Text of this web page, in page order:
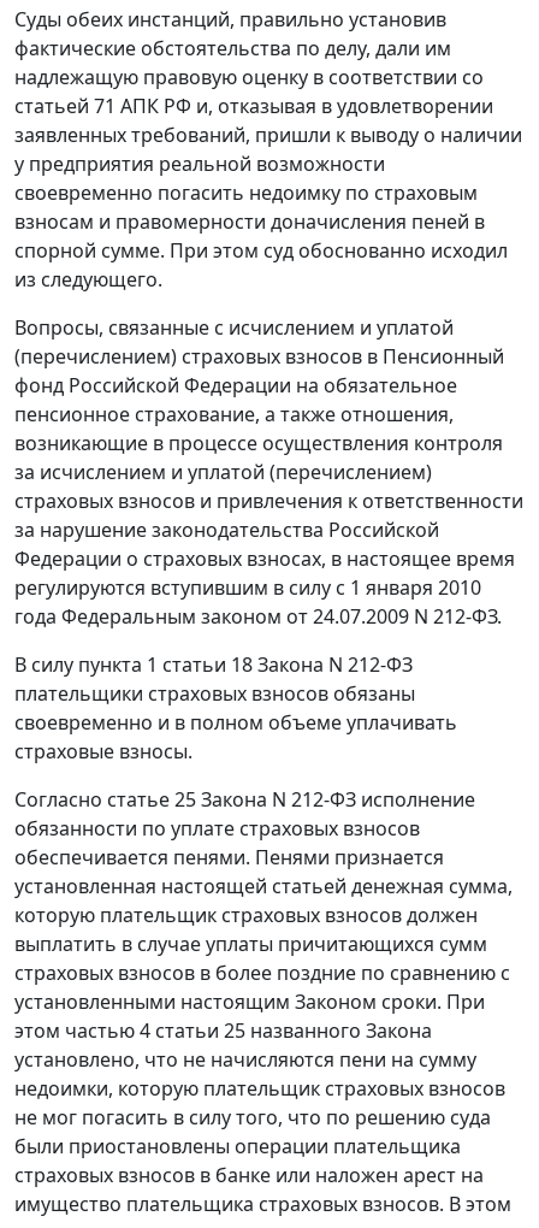
Суды обеих инстанций, правильно установив
фактические обстоятельства по делу, дали им
надлежащую правовую оценку в соответствии со
статьей 71 АПК РФ и, отказывая в удовлетворении
заявленных требований, пришли к выводу о наличии
у предприятия реальной возможности
своевременно погасить недоимку по страховым
взносам и правомерности доначисления пеней в
спорной сумме. При этом суд обоснованно исходил
из следующего.
Вопросы, связанные с исчислением и уплатой
(перечислением) страховых взносов в Пенсионный
фонд Российской Федерации на обязательное
пенсионное страхование, а также отношения,
возникающие в процессе осуществления контроля
за исчислением и уплатой (перечислением)
страховых взносов и привлечения к ответственности
за нарушение законодательства Российской
Федерации о страховых взносах, в настоящее время
регулируются вступившим в силу с 1 января 2010
года Федеральным законом от 24.07.2009 N 212-ФЗ.
В силу пункта 1 статьи 18Закона N 212-ФЗ
плательщики страховых взносов обязаны
своевременно и в полном объеме уплачивать
страховые взносы.
Согласно статье 25Закона N 212-ФЗ исполнение
обязанности по уплате страховых взносов
обеспечивается пенями. Пенями признается
установленная настоящей статьей денежная сумма,
которую плательщик страховых взносов должен
выплатить в случае уплаты причитающихся сумм
страховых взносов в более поздние по сравнению с
установленными настоящим Законом сроки. При
этом частью 4 статьи 25 названного Закона
установлено, что не начисляются пени на сумму
недоимки, которую плательщик страховых взносов
не мог погасить в силу того, что по решению суда
были приостановлены операции плательщика
страховых взносов в банке или наложен арест на
имущество плательщика страховых взносов. В этом